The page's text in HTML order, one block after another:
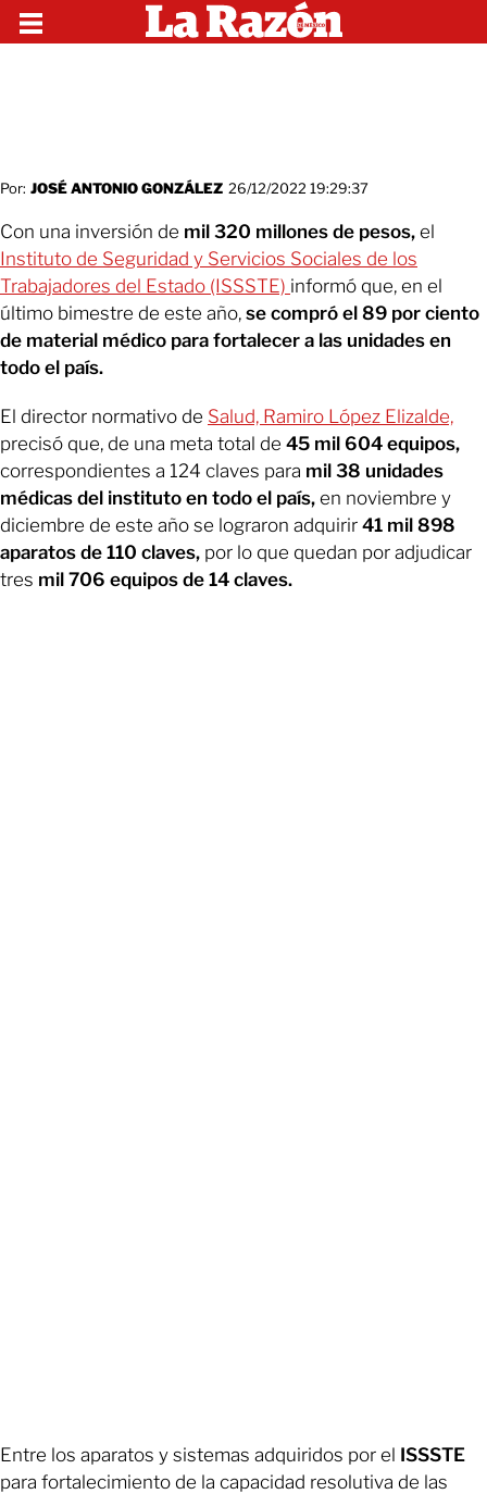
Por: JOSÉ ANTONIO GONZÁLEZ 26/12/2022 19:29:37
Con una inversión de mil 320 millones de pesos, el
Instituto de Seguridad y Servicios Sociales de los
Trabajadores del Estado (ISSSTE) informó que, en el
último bimestre de este año, se compró el 89 por ciento
de material médico para fortalecer a las unidades en
todo el país.
El director normativo de Salud, Ramiro López Elizalde,
precisó que, de una meta total de 45 mil 604 equipos,
correspondientes a 124 claves para mil 38 unidades
médicas del instituto en todo el país, en noviembre y
diciembre de este año se lograron adquirir 41 mil 898
aparatos de 110 claves, por lo que quedan por adjudicar
tres mil 706 equipos de 14 claves.
Entre los aparatos y sistemas adquiridos por el ISSSTE
para fortalecimiento de la capacidad resolutiva de las